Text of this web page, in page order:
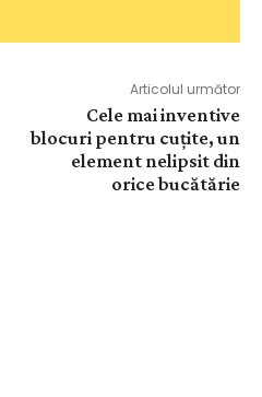
Articolul următor
Cele mai inventive
blocuri pentru cuțite, un
element nelipsit din
orice bucătărie